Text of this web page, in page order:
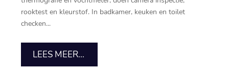
rooktest en kleurstof. In badkamer, keuken en toilet
checken...
LEES MEER...